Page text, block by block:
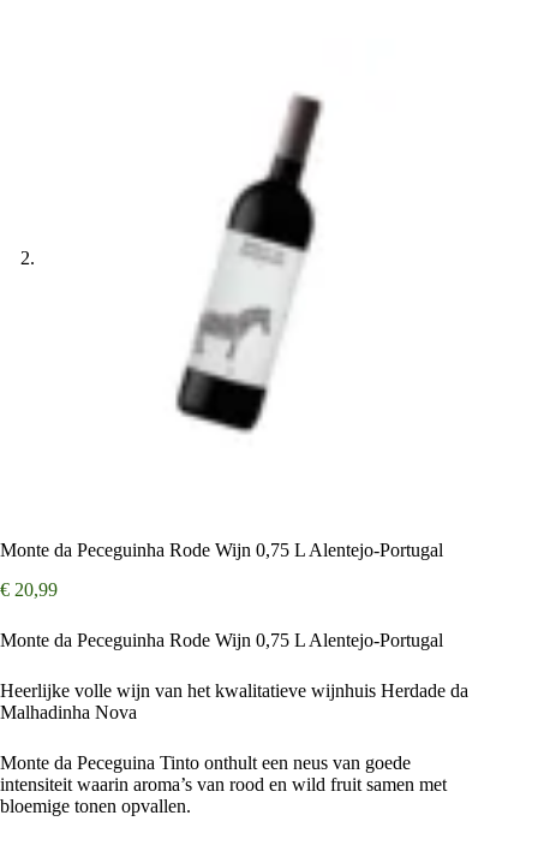
Monte da Peceguinha Rode Wijn 0,75 L Alentejo-Portugal
€ 20,99
Monte da Peceguinha Rode Wijn 0,75 L Alentejo-Portugal
Heerlijke volle wijn van het kwalitatieve wijnhuis Herdade da
Malhadinha Nova
Monte da Peceguina Tinto onthult een neus van goede
intensiteit waarin aroma’s van rood en wild fruit samen met
bloemige tonen opvallen.